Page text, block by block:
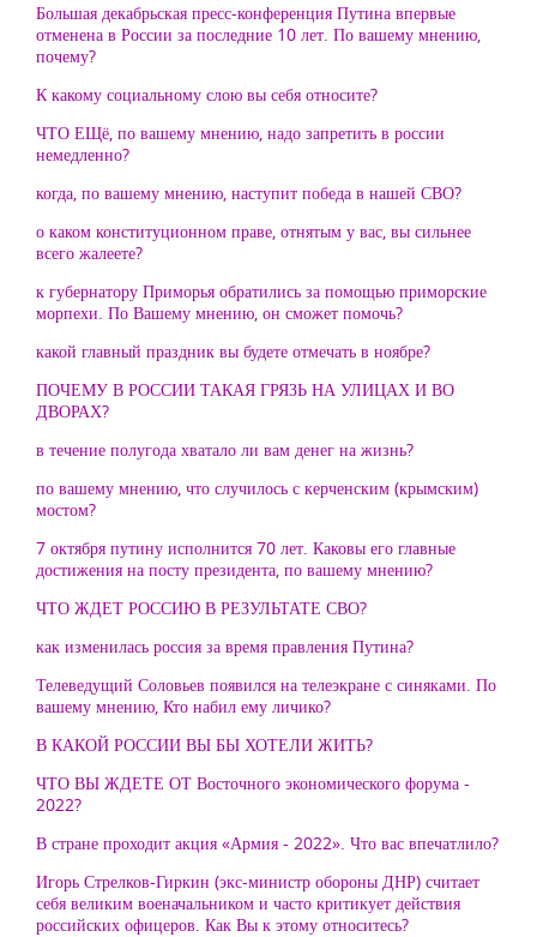
Большая декабрьская пресс-конференция Путина впервые
отменена в России за последние 10 лет. По вашему мнению,
почему?
К какому социальному слою вы себя относите?
ЧТО ЕЩё, по вашему мнению, надо запретить в россии
немедленно?
когда, по вашему мнению, наступит победа в нашей СВО?
о каком конституционном праве, отнятым у вас, вы сильнее
всего жалеете?
к губернатору Приморья обратились за помощью приморские
морпехи. По Вашему мнению, он сможет помочь?
какой главный праздник вы будете отмечать в ноябре?
ПОЧЕМУ В РОССИИ ТАКАЯ ГРЯЗЬ НА УЛИЦАХ И ВО
ДВОРАХ?
в течение полугода хватало ли вам денег на жизнь?
по вашему мнению, что случилось с керченским (крымским)
мостом?
7 октября путину исполнится 70 лет. Каковы его главные
достижения на посту президента, по вашему мнению?
ЧТО ЖДЕТ РОССИЮ В РЕЗУЛЬТАТЕ СВО?
как изменилась россия за время правления Путина?
Телеведущий Соловьев появился на телеэкране с синяками. По
вашему мнению, Кто набил ему личико?
В КАКОЙ РОССИИ ВЫ БЫ ХОТЕЛИ ЖИТЬ?
ЧТО ВЫ ЖДЕТЕ ОТ Восточного экономического форума -
2022?
В стране проходит акция «Армия - 2022». Что вас впечатлило?
Игорь Стрелков-Гиркин (экс-министр обороны ДНР) считает
себя великим военачальником и часто критикует действия
российских офицеров. Как Вы к этому относитесь?